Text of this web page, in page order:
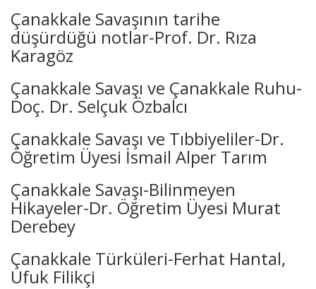
Çanakkale Savaşının tarihe
düşürdüğü notlar-Prof. Dr. Rıza
Karagöz
Çanakkale Savaşı ve Çanakkale Ruhu-
Doç. Dr. Selçuk Özbalcı
Çanakkale Savaşı ve Tıbbiyeliler-Dr.
Öğretim Üyesi İsmail Alper Tarım
Çanakkale Savaşı-Bilinmeyen
Hikayeler-Dr. Öğretim Üyesi Murat
Derebey
Çanakkale Türküleri-Ferhat Hantal,
Ufuk Filikçi